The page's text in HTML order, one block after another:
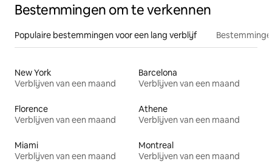
Bestemmingen om te verkennen
Populaire bestemmingen voor een lang verblijf
New York
Verblijven van een maand
Barcelona
Verblijven van een maand
Florence
Verblijven van een maand
Athene
Verblijven van een maand
Miami
Verblijven van een maand
Montreal
Verblijven van een maand